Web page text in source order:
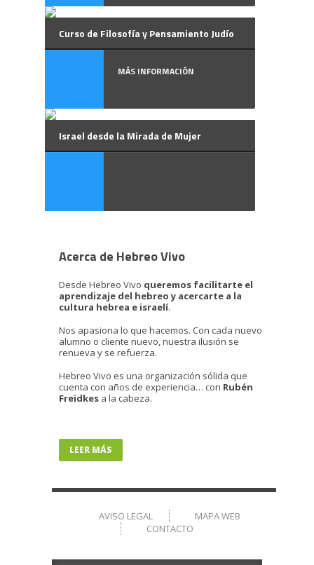
Curso de Filosofía y Pensamiento Judío
MÁS INFORMACIÓN
Israel desde la Mirada de Mujer
Acerca de Hebreo Vivo
Desde Hebreo Vivo queremos facilitarte el
aprendizaje del hebreo y acercarte a la
cultura hebrea e israelí.
Nos apasiona lo que hacemos. Con cada nuevo
alumno o cliente nuevo, nuestra ilusión se
renueva y se refuerza.
Hebreo Vivo es una organización sólida que
cuenta con años de experiencia… con Rubén
Freidkes a la cabeza.
LEER MÁS
AVISO LEGAL
MAPA WEB
CONTACTO